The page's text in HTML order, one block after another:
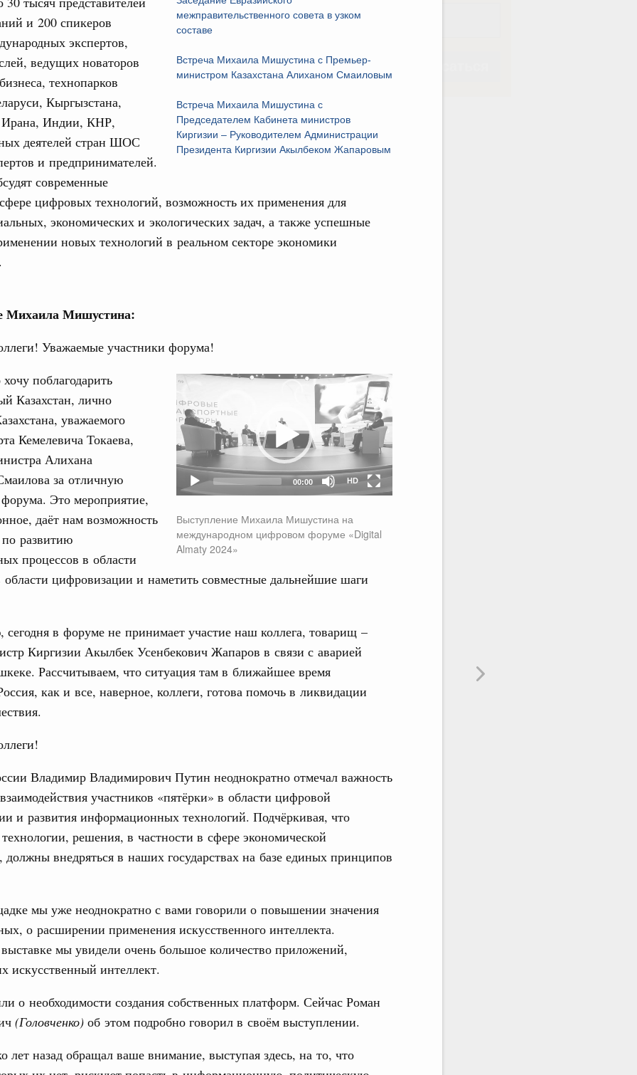
2 февраля 2024
межправительственного совета в узком
составе
Встреча Михаила Мишустина с Премьер-
министром Казахстана Алиханом Смаиловым
Встреча Михаила Мишустина с
Председателем Кабинета министров
Киргизии – Руководителем Администрации
Президента Киргизии Акылбеком Жапаровым
и 200 спикеров
экспертов,
ведущих новаторов
технопарков
Кыргызстана,
Ирана, Индии, КНР,
деятелей стран ШОС
и предпринимателей.
современные
цифровых технологий, возможность их применения для
экономических и экологических задач, а также успешные
новых технологий в реальном секторе экономики
Михаила Мишустина:
Уважаемые участники форума!
Video
Player
00:00 HD
SD
Выступление Михаила Мишустина на
международном цифровом форуме «Digital
Almaty 2024»
поблагодарить
Казахстан, лично
уважаемого
Кемелевича Токаева,
Алихана
за отличную
Это мероприятие,
даёт нам возможность
развитию
процессов в области
цифровизации и наметить совместные дальнейшие шаги
в форуме не принимает участие наш коллега, товарищ –
Киргизии Акылбек Усенбекович Жапаров в связи с аварией
Рассчитываем, что ситуация там в ближайшее время
как и все, наверное, коллеги, готова помочь в ликвидации
Владимир Владимирович Путин неоднократно отмечал важность
участников «пятёрки» в области цифровой
и развития информационных технологий. Подчёркивая, что
решения, в частности в сфере экономической
должны внедряться в наших государствах на базе единых принципов
мы уже неоднократно с вами говорили о повышении значения
о расширении применения искусственного интеллекта.
мы увидели очень большое количество приложений,
искусственный интеллект.
о необходимости создания собственных платформ. Сейчас Роман
(Головченко) об этом подробно говорил в своём выступлении.
лет назад обращал ваше внимание, выступая здесь, на то, что
по числу заявлений от абитуриентов
«Профессионалитет»
Интеграция на пространстве СНГ
заседания Евразийского
Интеграция на пространстве СНГ
совета в расширенном
актуальные задачи углубления интеграции, в том
и администрирования, развитие электронной торговли,
безопасности, цифровизация грузовых
перевозок, формирование общего финансового
встрече Президента Киргизии Садыра
заседания Евразийского
четверг
Правительственной комиссии по
объектов федерального значения
заказчика»
для жизни»
участков, ведущих к спортивным
«Инфраструктура для жизни»
и руководитель Росмолодёжи Григорий
проекта «Кольцо открытий»
Интеграция на пространстве СНГ
совета в узком составе
странами (кроме СНГ) на двусторонней основе
с Министром промышленности,
Мохаммадом Атабаком
маршрутов научно-популярного туризма в
науки и технологий
отношения со странами СНГ на двусторонней основе
VIII Российско-Киргизского
Киргизской межрегиональной
еще